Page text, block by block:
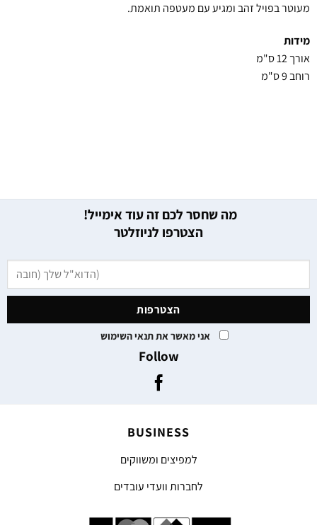
מעוטר בפויל זהב ומגיע עם מעטפה תואמת.
מידות
אורך 12 ס"מ
רוחב 9 ס"מ
מה שחסר לכם זה עוד אימייל!
הצטרפו לניוזלטר
אני מאשר את תנאי השימוש
Follow
BUSINESS
למפיצים ומשווקים
לחברות וועדי עובדים